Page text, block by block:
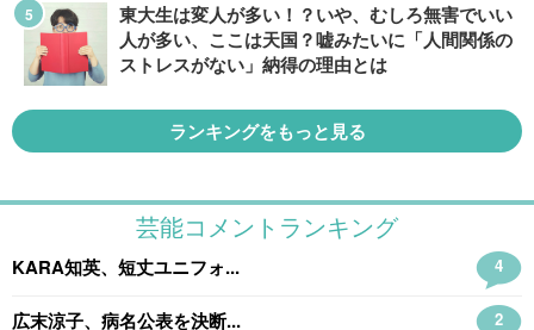
東大生は変人が多い！？いや、むしろ無害でいい
人が多い、ここは天国？嘘みたいに「人間関係の
ストレスがない」納得の理由とは
ランキングをもっと見る